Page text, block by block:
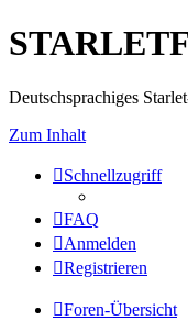
Deutschsprachiges
Zum Inhalt
Schnellzugriff
FAQ
Anmelden
Registrieren
Foren-Übersicht